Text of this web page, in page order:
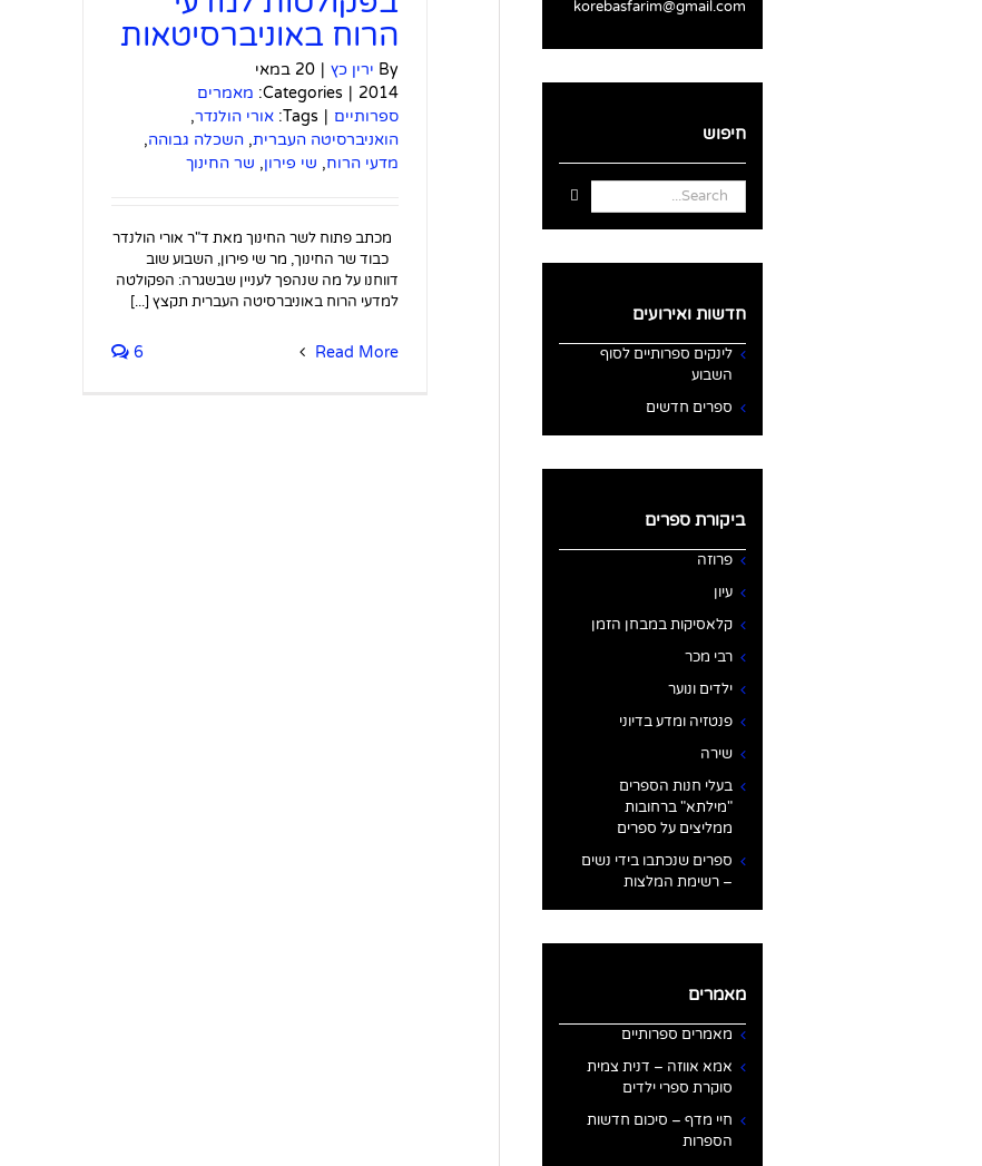
הרוח באוניברסיטאות
By ירין כץ |
20 במאי
2014
|
Categories: מאמרים
ספרותיים |
Tags: אורי הולנדר,
הואניברסיטה העברית,השכלה גבוהה,
מדעי הרוח, שי פירון, שר החינוך
מכתב פתוח לשר החינוך מאת ד"ר אורי הולנדר
כבוד שר החינוך, מר שי פירון, השבוע שוב
דווחנו על מה שנהפך לעניין שבשגרה: הפקולטה
למדעי הרוח באוניברסיטה העברית תקצץ [...]
Read More
6
korebasfarim@gmail.com
חיפוש
Search
for:
חדשות ואירועים
לינקים ספרותיים לסוף
השבוע
ספרים חדשים
ביקורת ספרים
פרוזה
עיון
קלאסיקות במבחן הזמן
רבי מכר
ילדים ונוער
פנטזיה ומדע בדיוני
שירה
בעלי חנות הספרים
"מילתא" ברחובות
ממליצים על ספרים
ספרים שנכתבו בידי נשים
– רשימת המלצות
מאמרים
מאמרים ספרותיים
אמא אווזה – דנית צמית
סוקרת ספרי ילדים
חיי מדף – סיכום חדשות
הספרות